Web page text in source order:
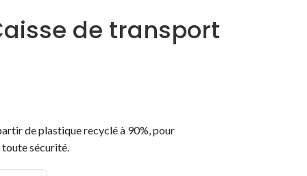
de transport
de plastique recyclé à 90%, pour
sécurité.